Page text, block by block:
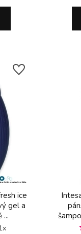
ice
gel a
...